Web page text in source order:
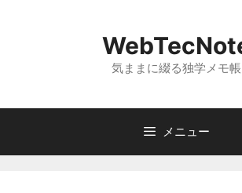
へ
気ままに綴る独学メモ帳
メニュー